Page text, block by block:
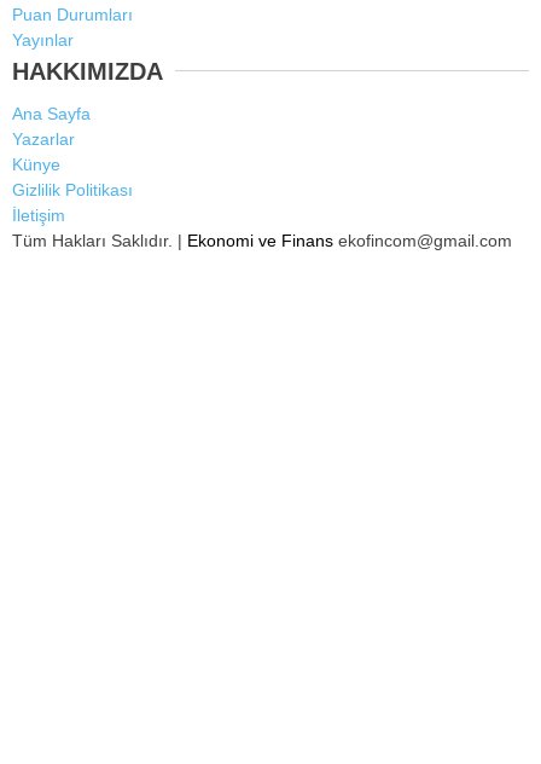
Puan Durumları
Yayınlar
HAKKIMIZDA
Ana Sayfa
Yazarlar
Künye
Gizlilik Politikası
İletişim
Tüm Hakları Saklıdır. | Ekonomi ve Finans ekofincom@gmail.com